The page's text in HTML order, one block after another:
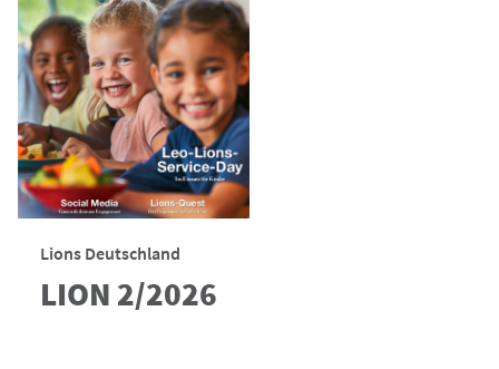
Lions Deutschland
LION 2/2026